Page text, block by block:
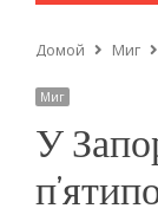
Домой Миг
Миг
У